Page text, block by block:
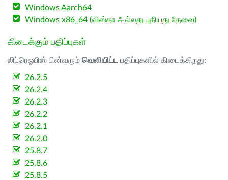
Windows Aarch64
Windows x86_64 (விஸ்தா அல்லது புதியது தேவை)
கிடைக்கும் பதிப்புகள்
லிப்ரெஓபிஸ் பின்வரும் வெளியிட்ட பதிப்புகளில் கிடைக்கிறது:
26.2.5
26.2.4
26.2.3
26.2.2
26.2.1
26.2.0
25.8.7
25.8.6
25.8.5